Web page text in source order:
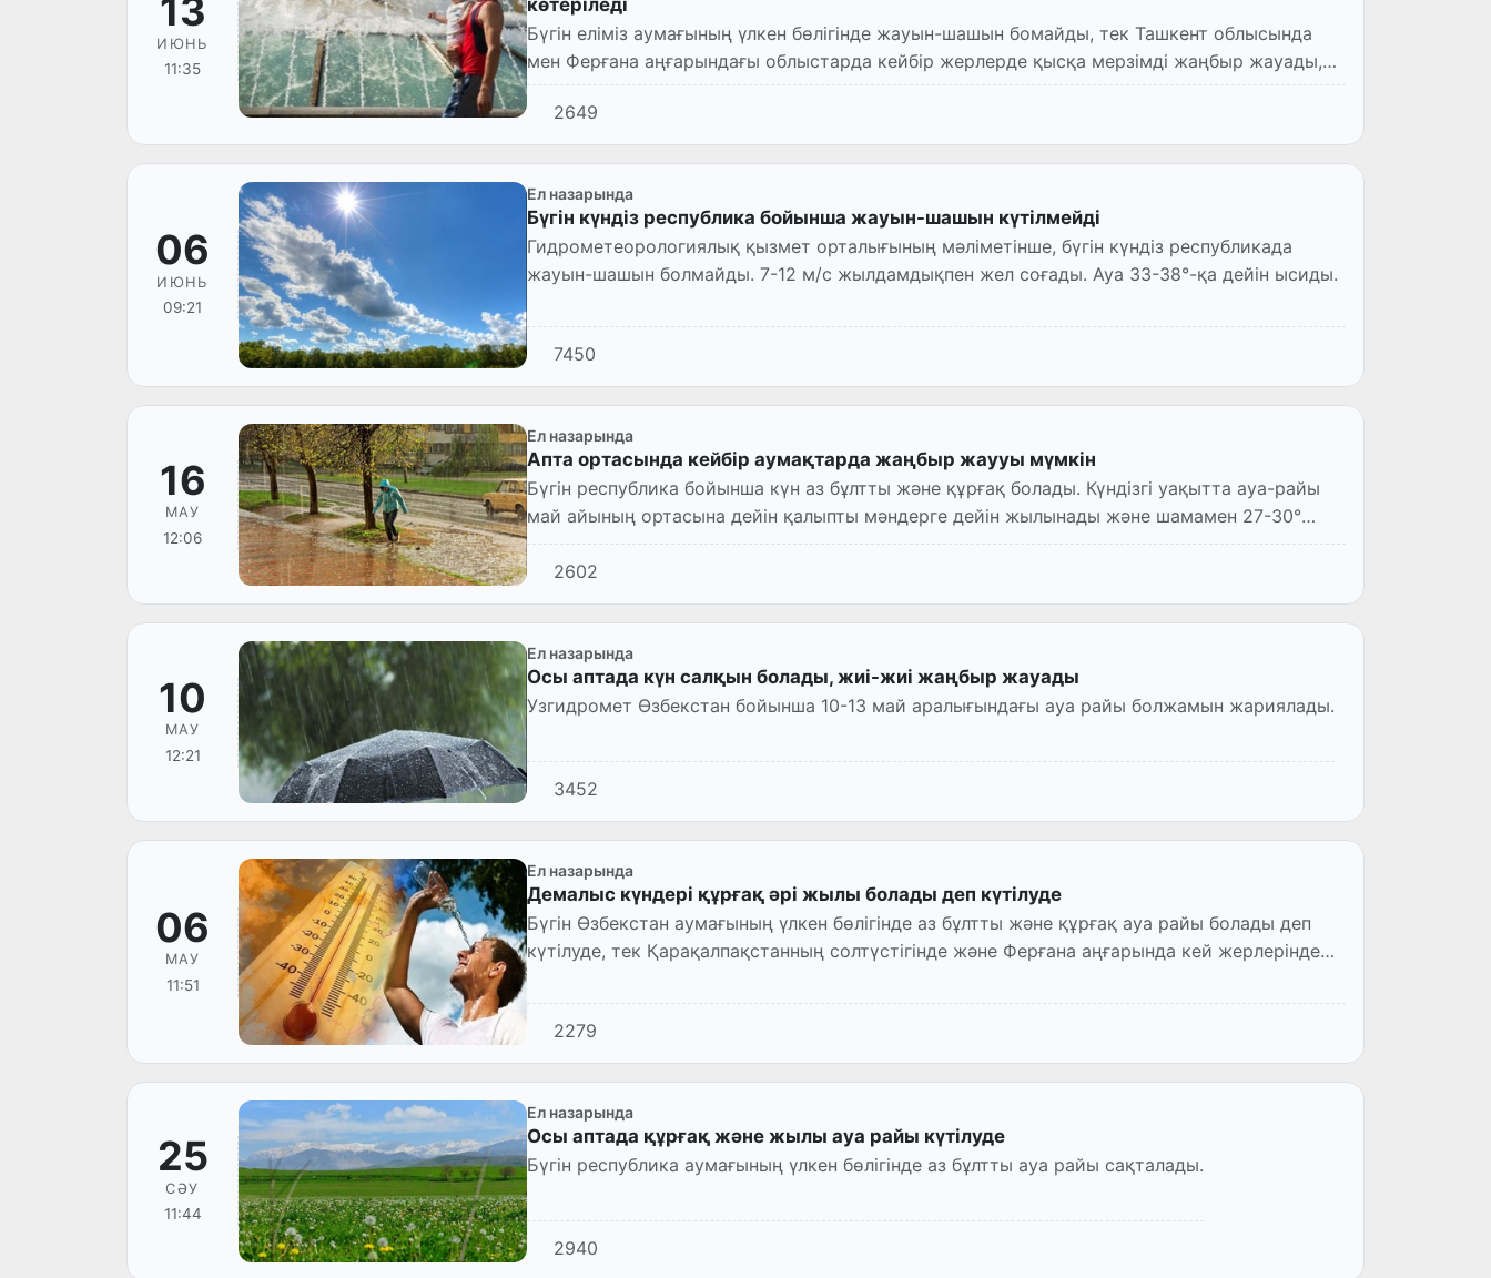
13
ИЮНЬ
11:35
Бүгін еліміз аумағының үлкен бөлігінде жауын-шашын бомайды, тек Ташкент облысында
мен Ферғана аңғарындағы облыстарда кейбір жерлерде қысқа мерзімді жаңбыр жауады,
найзағай шақпақ ш...
2649
06
ИЮНЬ
09:21
Ел назарында
Бүгін күндіз республика бойынша жауын-шашын күтілмейді
Гидрометеорологиялық қызмет орталығының мәліметінше, бүгін күндіз республикада
жауын-шашын болмайды. 7-12 м/с жылдамдықпен жел соғады. Ауа 33-38°-қа дейін ысиды.
7450
16
МАУ
12:06
Ел назарында
Апта ортасында кейбір аумақтарда жаңбыр жаууы мүмкін
Бүгін республика бойынша күн аз бұлтты және құрғақ болады. Күндізгі уақытта ауа-райы
май айының ортасына дейін қалыпты мәндерге дейін жылынады және шамамен 27-30°
құрайды.
2602
10
МАУ
12:21
Ел назарында
Осы аптада күн салқын болады, жиі-жиі жаңбыр жауады
Узгидромет Өзбекстан бойынша 10-13 май аралығындағы ауа райы болжамын жариялады.
3452
06
МАУ
11:51
Ел назарында
Демалыс күндері құрғақ әрі жылы болады деп күтілуде
Бүгін Өзбекстан аумағының үлкен бөлігінде аз бұлтты және құрғақ ауа райы болады деп
күтілуде, тек Қарақалпақстанның солтүстігінде және Ферғана аңғарында кей жерлерінде
2279
25
СӘУ
11:44
Ел назарында
Осы аптада құрғақ және жылы ауа райы күтілуде
Бүгін республика аумағының үлкен бөлігінде аз бұлтты ауа райы сақталады.
2940